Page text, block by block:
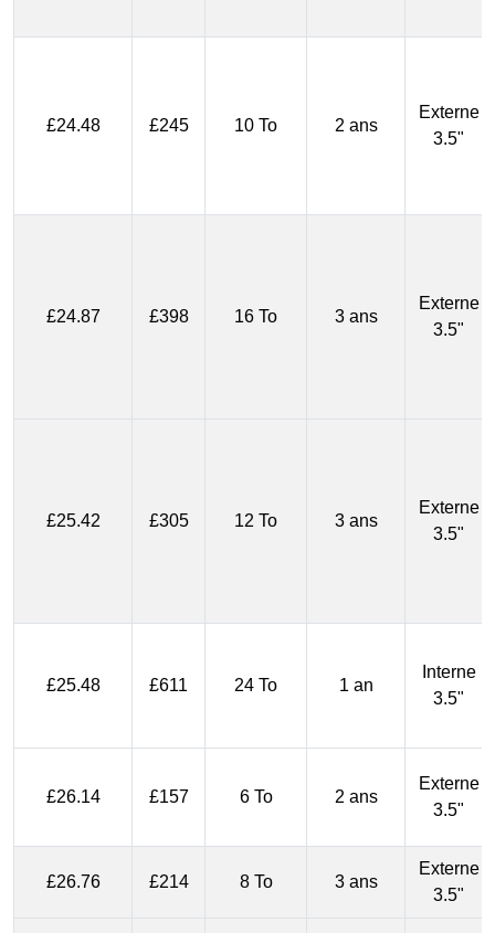
£24.48 £245 10 To 2 ans
Externe
3.5"
£24.87 £398 16 To 3 ans
Externe
3.5"
£25.42 £305 12 To 3 ans
Externe
3.5"
£25.48 £611 24 To 1 an
Interne
3.5"
£26.14 £157 6 To 2 ans
Externe
3.5"
£26.76 £214 8 To 3 ans
Externe
3.5"